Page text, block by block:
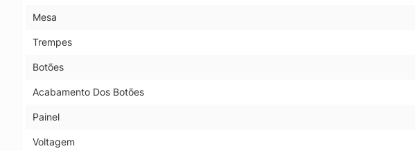
Mesa
Trempes
Botões
Acabamento Dos Botões
Painel
Voltagem